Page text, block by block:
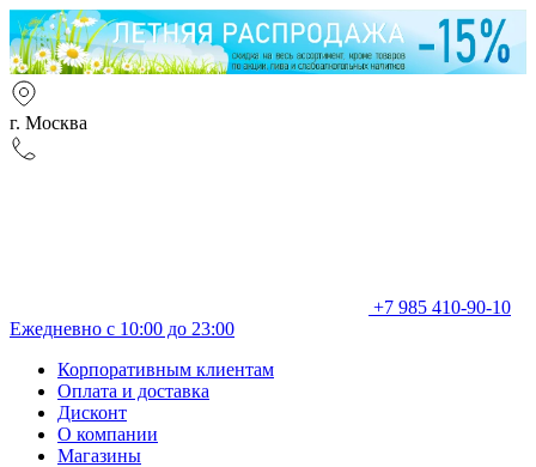
г. Москва
+7 985 410-90-10
Ежедневно с 10:00 до 23:00
Корпоративным клиентам
Оплата и доставка
Дисконт
О компании
Магазины